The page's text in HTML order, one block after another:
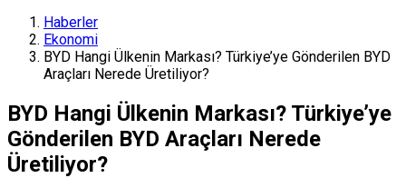
Haberler
Ekonomi
BYD Hangi Ülkenin Markası? Türkiye’ye Gönderilen BYD
Araçları Nerede Üretiliyor?
BYD Hangi Ülkenin Markası? Türkiye’ye
Gönderilen BYD Araçları Nerede
Üretiliyor?